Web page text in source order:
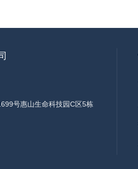
号惠山生命科技园C区5栋